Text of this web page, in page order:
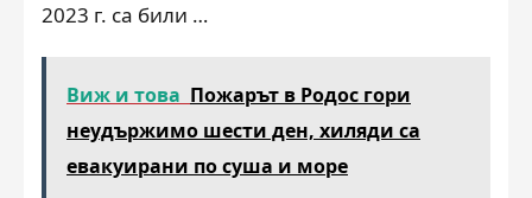
2023 г. са били …
Виж и това Пожарът в Родос гори
неудържимо шести ден, хиляди са
евакуирани по суша и море